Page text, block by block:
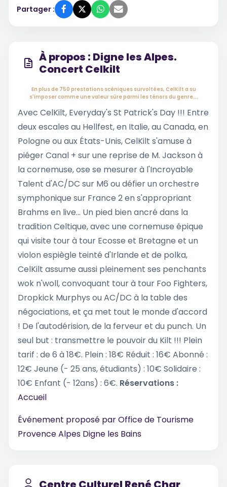
Partager :
À propos : Digne les Alpes.
Concert Celkilt
En plus de 750 prestations scéniques survoltées, CelKilt a su
s'imposer comme une valeur sûre parmi les ténors du genre….
Avec CelKilt, Everyday's St Patrick's Day !!! Entre
deux escales au Hellfest, en Italie, au Canada, en
Pologne ou aux États-Unis, CelKilt s'amuse à
piéger Canal + sur une reprise de M. Jackson à
la cornemuse, ose se mesurer à l'Incroyable
Talent d'AC/DC sur M6 ou défier un orchestre
symphonique sur France 2 en s'appropriant
Brahms en live... Un pied bien ancré dans la
tradition Celtique, avec une cornemuse épique
qui visite tour à tour Ecosse et Bretagne et un
violon espiègle teinté d'Irlande et de polka,
CelKilt assume aussi pleinement ses penchants
wok n'woll, convoquant tour à tour Foo Fighters,
Dropkick Murphys ou AC/DC à la table des
négociations, et ça met tout le monde d'accord
! De l'autodérision, de la ferveur et du punch. Un
seul but : transmettre le pouvoir du Kilt !!! Plein
tarif : de 6 à 18€. Plein : 18€ Réduit : 16€ Abonné :
12€ Jeune (- 25 ans, étudiants) : 10€ Solidaire :
10€ Enfant (- 12ans) : 6€. Réservations :
Accueil
Événement proposé parOffice de Tourisme
Provence Alpes Digne les Bains